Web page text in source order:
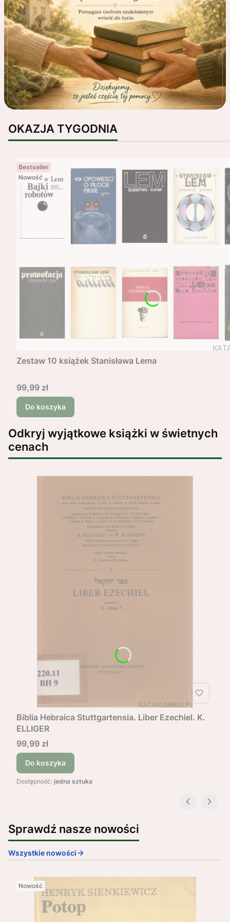
OKAZJA TYGODNIA
Bestseller
Nowość
Zestaw 10 książek Stanisława Lema
Cena
99,99 zł
Do koszyka
Odkryj wyjątkowe książki w świetnych
cenach
Biblia Hebraica Stuttgartensia. Liber Ezechiel. K.
ELLIGER
Cena
99,99 zł
Do koszyka
Dostępność: jedna sztuka
Sprawdź nasze nowości
Wszystkie nowości
Nowość